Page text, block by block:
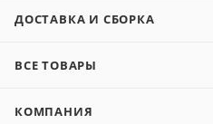
ДОСТАВКА И СБОРКА
ВСЕ ТОВАРЫ
КОМПАНИЯ